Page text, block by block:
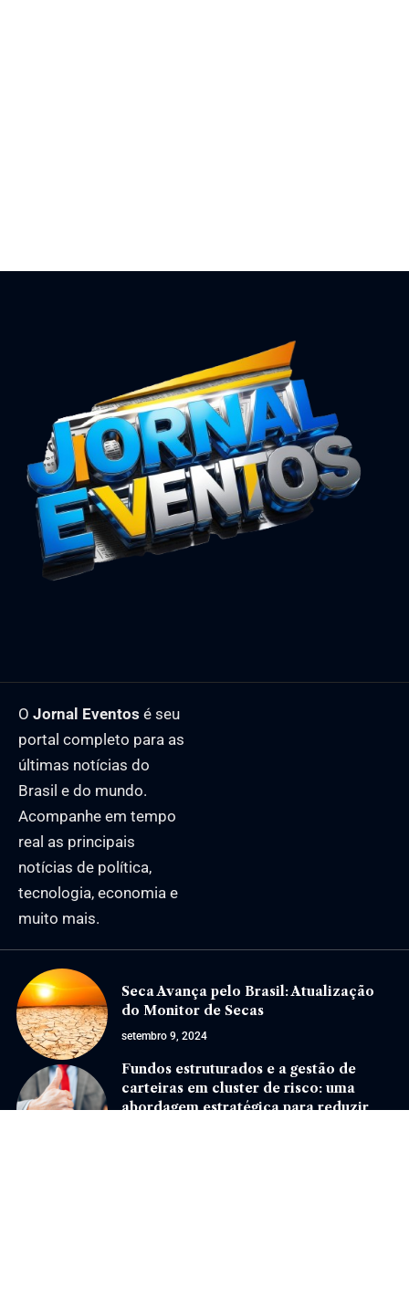
O Jornal Eventos é seu
portal completo para as
últimas notícias do
Brasil e do mundo.
Acompanhe em tempo
real as principais
notícias de política,
tecnologia, economia e
muito mais.
Seca Avança pelo Brasil: Atualização
do Monitor de Secas
setembro 9, 2024
Fundos estruturados e a gestão de
carteiras em cluster de risco: uma
abordagem estratégica para reduzir